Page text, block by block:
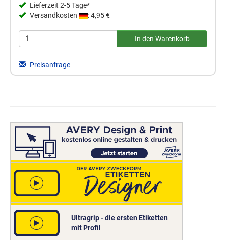
Lieferzeit 2-5 Tage*
Versandkosten
: 4,95 €
Preisanfrage
Ultragrip - die ersten Etiketten
mit Profil